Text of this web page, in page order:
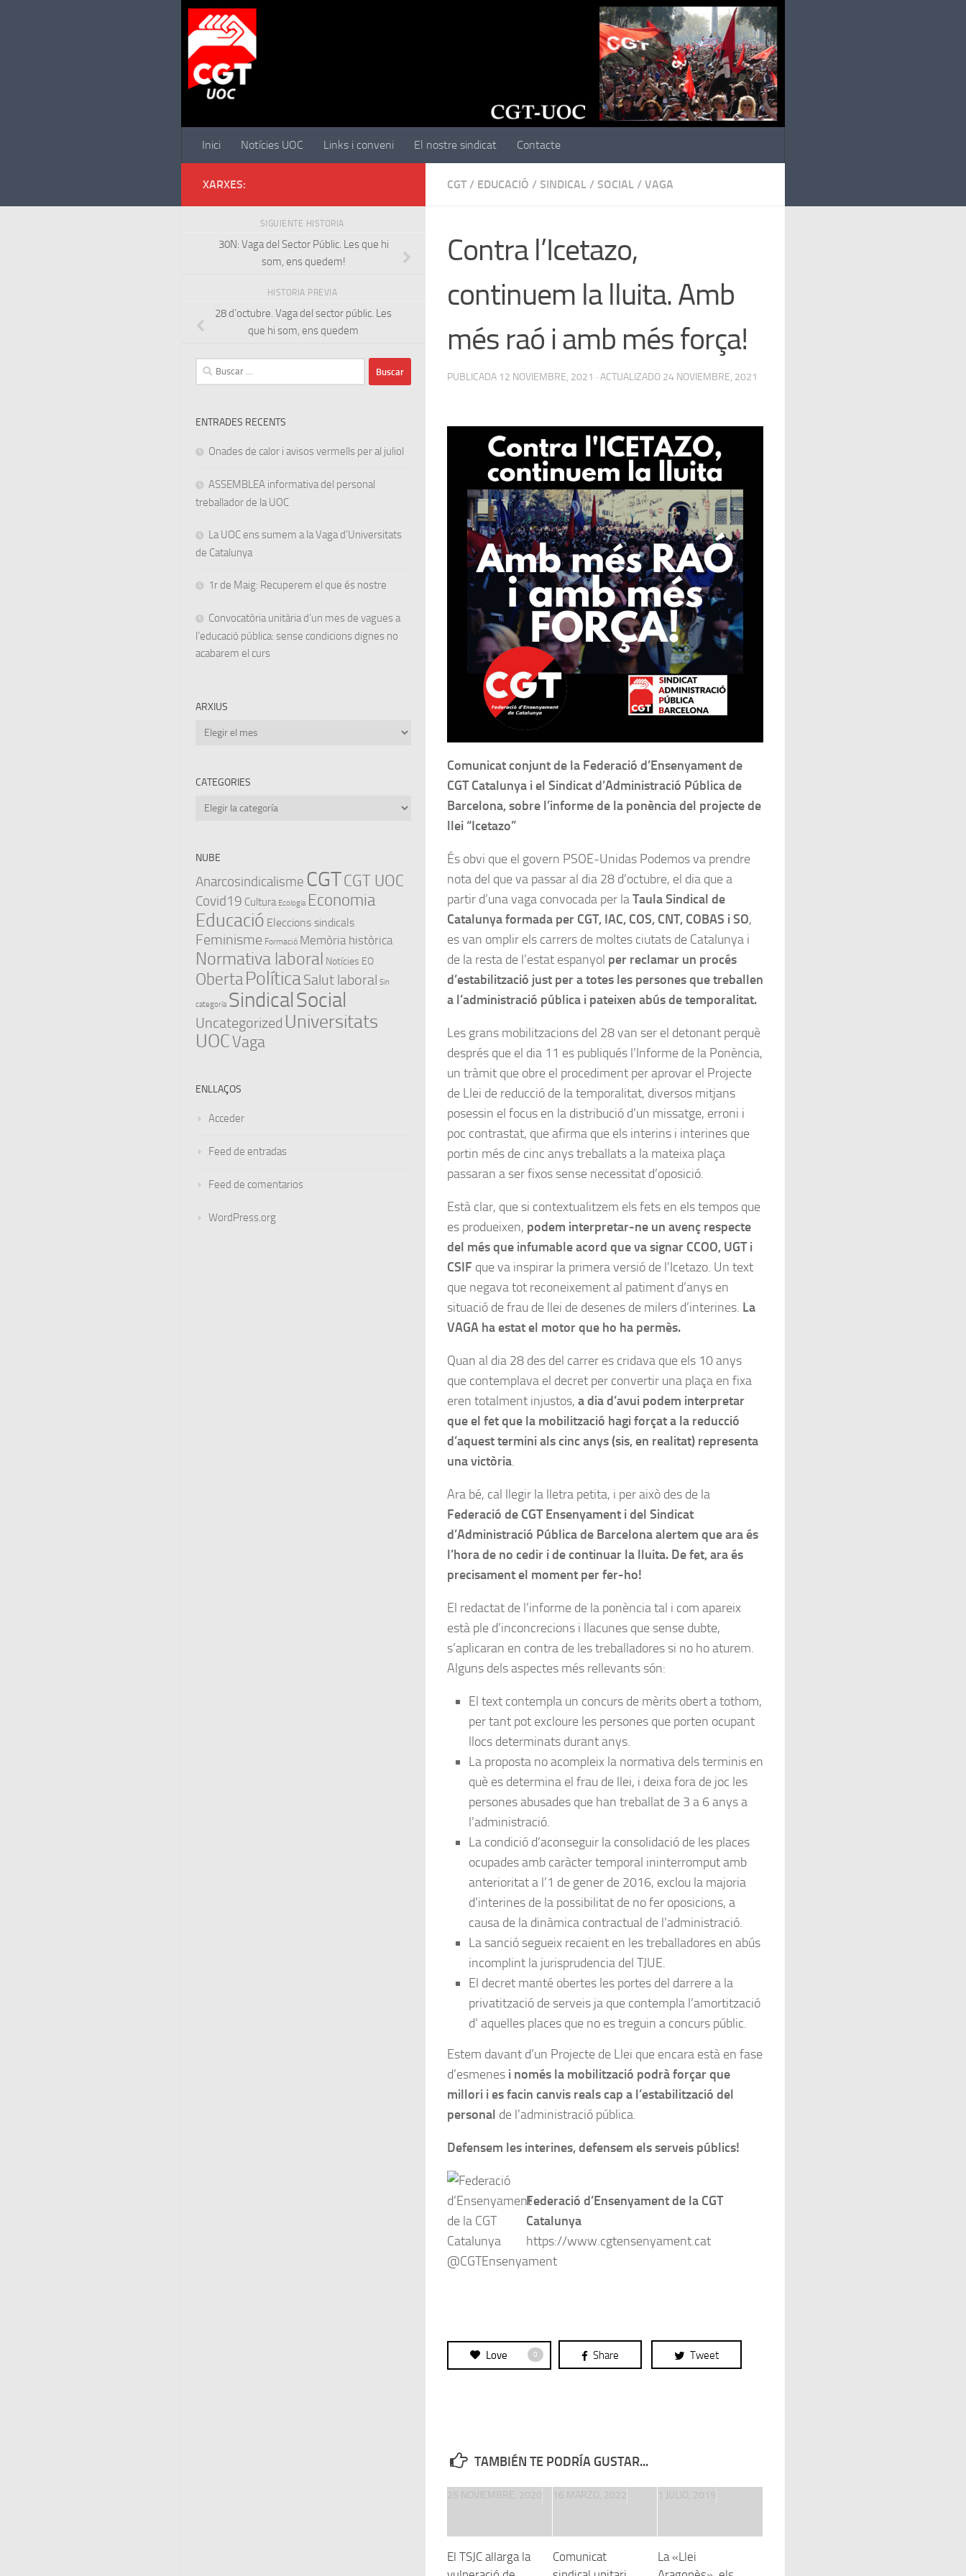
Inici Notícies UOC Links i conveni El nostre sindicat Contacte
CGT / EDUCACIÓ / SINDICAL / SOCIAL / VAGA
Contra l’Icetazo,
continuem la lluita. Amb
més raó i amb més força!
PUBLICADA 12 NOVIEMBRE, 2021 · ACTUALIZADO 24 NOVIEMBRE, 2021
Comunicat conjunt de la Federació d’Ensenyament de
CGT Catalunya i el Sindicat d’Administració Pública de
Barcelona, sobre l’informe de la ponència del projecte de
llei “Icetazo”
És obvi que el govern PSOE-Unidas Podemos va prendre
nota del que va passar al dia 28 d’octubre, el dia que a
partir d’una vaga convocada per laTaula Sindical de
Catalunya formada per CGT, IAC, COS, CNT, COBAS i SO,
es van omplir els carrers de moltes ciutats de Catalunya i
de la resta de l’estat espanyol per reclamar un procés
d’estabilització just per a totes les persones que treballen
a l’administració pública i pateixen abús de temporalitat.
Les grans mobilitzacions del 28 van ser el detonant perquè
després que el dia 11 es publiqués l’Informe de la Ponència,
un tràmit que obre el procediment per aprovar el Projecte
de Llei de reducció de la temporalitat, diversos mitjans
posessin el focus en la distribució d’un missatge, erroni i
poc contrastat, que afirma que els interins i interines que
portin més de cinc anys treballats a la mateixa plaça
passaran a ser fixos sense necessitat d’oposició.
Està clar, que si contextualitzem els fets en els tempos que
es produeixen, podem interpretar-ne un avenç respecte
del més que infumable acord que va signar CCOO, UGT i
CSIF que va inspirar la primera versió de l’Icetazo. Un text
que negava tot reconeixement al patiment d’anys en
situació de frau de llei de desenes de milers d’interines. La
VAGA ha estat el motor que ho ha permès.
Quan al dia 28 des del carrer es cridava que els 10 anys
que contemplava el decret per convertir una plaça en fixa
eren totalment injustos, a dia d’avui podem interpretar
que el fet que la mobilització hagi forçat a la reducció
d’aquest termini als cinc anys (sis, en realitat) representa
una victòria.
Ara bé, cal llegir la lletra petita, i per això des de la
Federació de CGT Ensenyament i del Sindicat
d’Administració Pública de Barcelona alertem que ara és
l’hora de no cedir i de continuar la lluita. De fet, ara és
precisament el moment per fer-ho!
El redactat de l’informe de la ponència tal i com apareix
està ple d’inconcrecions i llacunes que sense dubte,
s’aplicaran en contra de les treballadores si no ho aturem.
Alguns dels aspectes més rellevants són:
El text contempla un concurs de mèrits obert a tothom,
per tant pot excloure les persones que porten ocupant
llocs determinats durant anys.
La proposta no acompleix la normativa dels terminis en
què es determina el frau de llei, i deixa fora de joc les
persones abusades que han treballat de 3 a 6 anys a
l’administració.
La condició d’aconseguir la consolidació de les places
ocupades amb caràcter temporal ininterromput amb
anterioritat a l’1 de gener de 2016, exclou la majoria
d’interines de la possibilitat de no fer oposicions, a
causa de la dinàmica contractual de l’administració.
La sanció segueix recaient en les treballadores en abús
incomplint la jurisprudencia del TJUE.
El decret manté obertes les portes del darrere a la
privatització de serveis ja que contempla l’amortització
d’ aquelles places que no es treguin a concurs públic.
Estem davant d’un Projecte de Llei que encara està en fase
d’esmenes i només la mobilització podrà forçar que
millori i es facin canvis reals cap a l’estabilització del
personal de l’administració pública.
Defensem les interines, defensem els serveis públics!
Federació d’Ensenyament de la CGT
Catalunya
https://www.cgtensenyament.cat
@CGTEnsenyament
Love 0 Share Tweet
TAMBIÉN TE PODRÍA GUSTAR...
El TSJC allarga la
25 NOVIEMBRE, 2020
Comunicat
16 MARZO, 2022
La «Llei
1 JULIO, 2019
XARXES:
SIGUIENTE HISTORIA
30N: Vaga del Sector Públic. Les que hi
som, ens quedem!
HISTORIA PREVIA
28 d’octubre. Vaga del sector públic. Les
que hi som, ens quedem
Buscar:
ENTRADES RECENTS
Onades de calor i avisos vermells per al juliol
ASSEMBLEA informativa del personal
treballador de la UOC
La UOC ens sumem a la Vaga d’Universitats
de Catalunya
1r de Maig: Recuperem el que és nostre
Convocatòria unitària d’un mes de vagues a
l’educació pública: sense condicions dignes no
acabarem el curs
ARXIUS
Arxius
CATEGORIES
Categories
NUBE
Anarcosindicalisme CGTCGT UOC
Covid19 Cultura Ecologia Economia
Educació Eleccions sindicals
Feminisme Formació Memòria històrica
Normativa laboral Notícies EO
ObertaPolíticaSalut laboral Sin
categoría SindicalSocial
Uncategorized Universitats
UOCVaga
ENLLAÇOS
Acceder
Feed de entradas
Feed de comentarios
WordPress.org